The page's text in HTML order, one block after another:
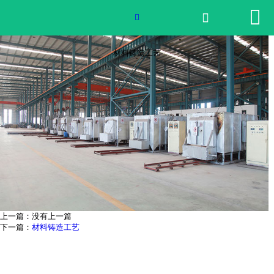
网站首页
2026世界杯官网
产品中心
荣誉资质
公司实景
公司动态
产品服务

材料铸造工艺
 
上一篇：没有上一篇
下一篇： 材料铸造工艺